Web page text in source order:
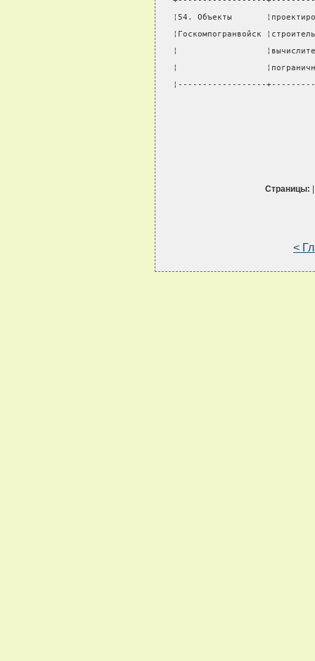
¦54. Объекты
¦Госкомпогранвойск
¦
¦
¦------------------
Страницы:
<